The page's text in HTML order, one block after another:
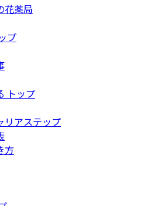
花薬局
プ
トップ
リアステップ
方